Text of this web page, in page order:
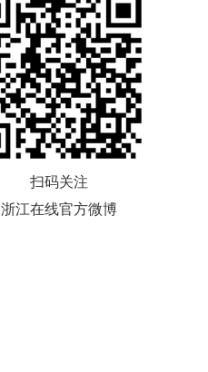
扫码关注
浙江在线官方微博